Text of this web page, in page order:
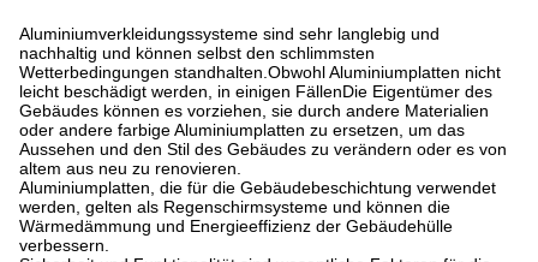
Aluminiumverkleidungssysteme sind sehr langlebig und
nachhaltig und können selbst den schlimmsten
Wetterbedingungen standhalten.Obwohl Aluminiumplatten nicht
leicht beschädigt werden, in einigen FällenDie Eigentümer des
Gebäudes können es vorziehen, sie durch andere Materialien
oder andere farbige Aluminiumplatten zu ersetzen, um das
Aussehen und den Stil des Gebäudes zu verändern oder es von
altem aus neu zu renovieren.
Aluminiumplatten, die für die Gebäudebeschichtung verwendet
werden, gelten als Regenschirmsysteme und können die
Wärmedämmung und Energieeffizienz der Gebäudehülle
verbessern.